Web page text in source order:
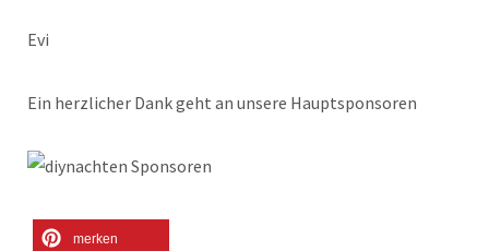
Evi
Ein herzlicher Dank geht an unsere Hauptsponsoren
merken